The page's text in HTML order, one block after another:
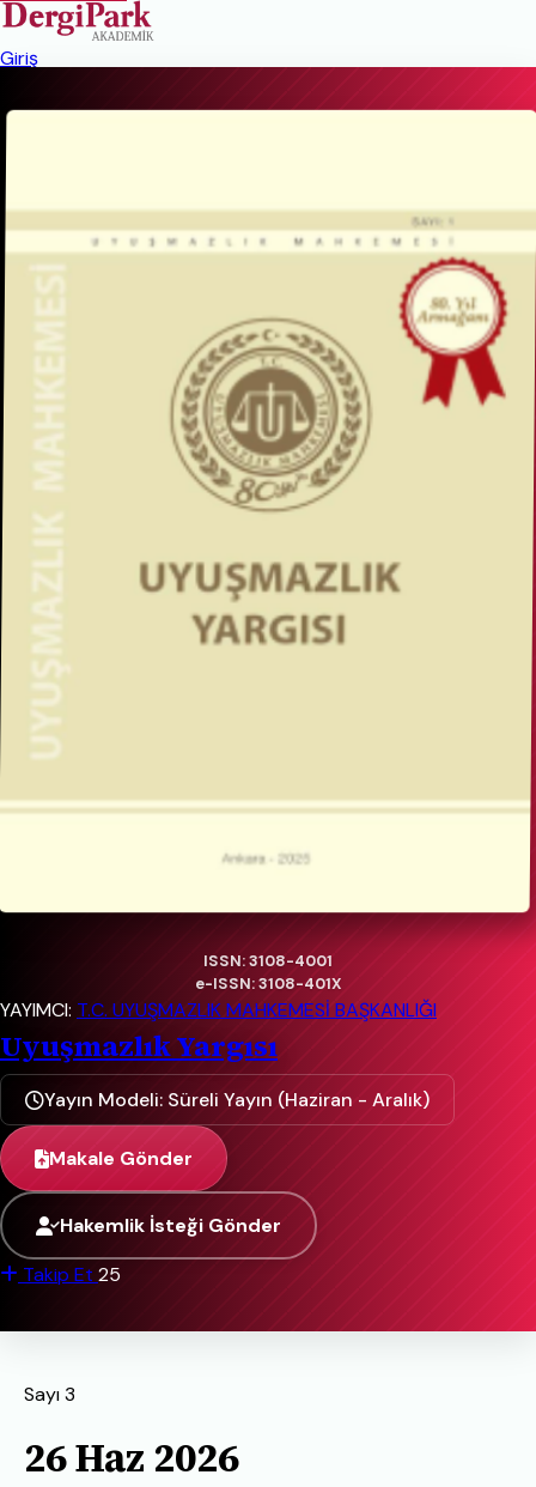
Giriş
ISSN: 3108-4001
e-ISSN: 3108-401X
YAYIMCI: T.C. UYUŞMAZLIK MAHKEMESİ BAŞKANLIĞI
Uyuşmazlık Yargısı
Yayın Modeli: Süreli Yayın (Haziran - Aralık)
Makale Gönder
Hakemlik İsteği Gönder
Takip Et 25
Sayı 3
26 Haz 2026